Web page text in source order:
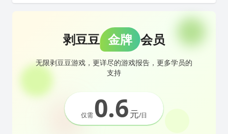
剥豆豆 金牌 会员
无限剥豆豆游戏，更详尽的游戏报告，更多学员的
支持
仅需0.6元/日